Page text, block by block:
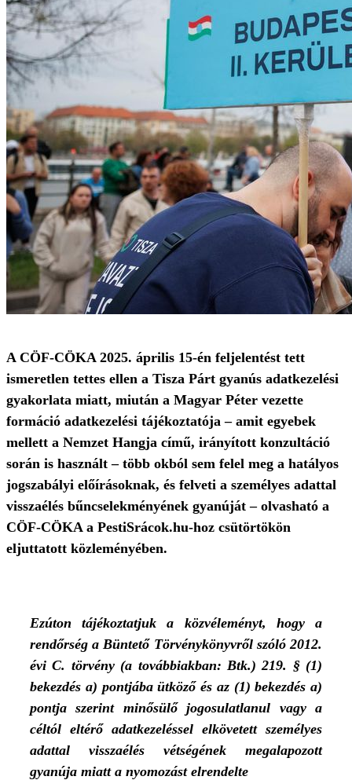
A CÖF-CÖKA 2025. április 15-én feljelentést tett
ismeretlen tettes ellen a Tisza Párt gyanús adatkezelési
gyakorlata miatt, miután a Magyar Péter vezette
formáció adatkezelési tájékoztatója – amit egyebek
mellett a Nemzet Hangja című, irányított konzultáció
során is használt – több okból sem felel meg a hatályos
jogszabályi előírásoknak, és felveti a személyes adattal
visszaélés bűncselekményének gyanúját – olvasható a
CÖF-CÖKA a PestiSrácok.hu-hoz csütörtökön
eljuttatott közleményében.
Ezúton tájékoztatjuk a közvéleményt, hogy a
rendőrség a Büntető Törvénykönyvről szóló 2012.
évi C. törvény (a továbbiakban: Btk.) 219. § (1)
bekezdés a) pontjába ütköző és az (1) bekezdés a)
pontja szerint minősülő jogosulatlanul vagy a
céltól eltérő adatkezeléssel elkövetett személyes
adattal visszaélés vétségének megalapozott
gyanúja miatt a nyomozást elrendelte